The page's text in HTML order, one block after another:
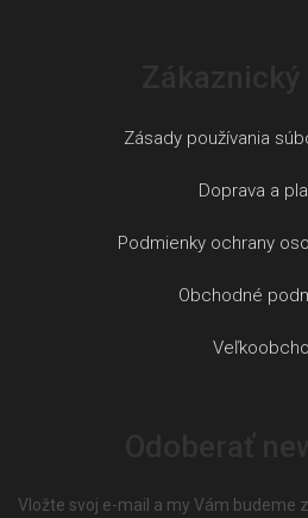
Zásady používania
Doprava a
Podmienky ochrany
Obchodné
Vložte svoj e-mail a my Vám budeme